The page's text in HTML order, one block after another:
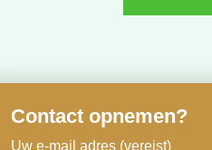
Contact opnemen?
Uw e-mail adres (vereist)